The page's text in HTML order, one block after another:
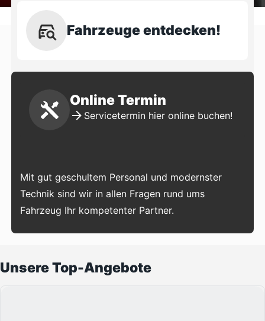
Fahrzeuge entdecken!
Online Termin
Servicetermin hier online buchen!
Mit gut geschultem Personal und modernster
Technik sind wir in allen Fragen rund ums
Fahrzeug Ihr kompetenter Partner.
Unsere Top-Angebote